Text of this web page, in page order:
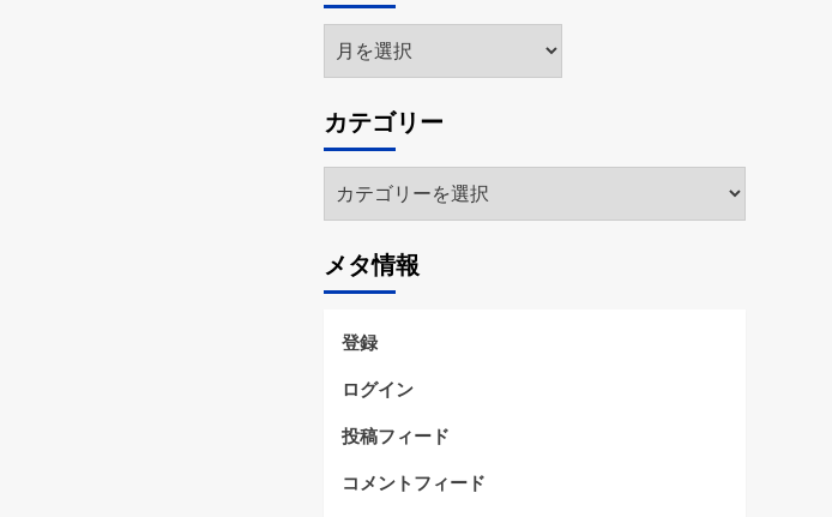
ア
ー
イ
ブ
カテゴリー
テ
リ
ー
メタ情報
登録
ログイン
投稿フィード
コメントフィード